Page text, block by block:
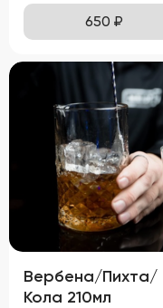
650 ₽
Вербена/Пихта/
Кола 210мл